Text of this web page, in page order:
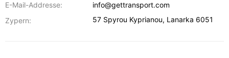
E-Mail-Addresse:
info@gettransport.com
Zypern:
57 Spyrou Kyprianou, Lanarka 6051